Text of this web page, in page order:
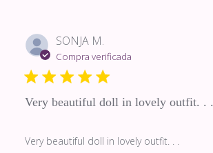
SONJA M.
Compra verificada
Very beautiful doll in lovely outfit. . .
Very beautiful doll in lovely outfit. . .